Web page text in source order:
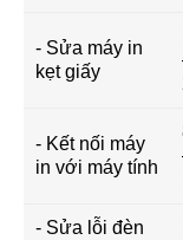
- Sửa máy in
kẹt giấy
- Kết nối máy
in với máy tính
- Sửa lỗi đèn